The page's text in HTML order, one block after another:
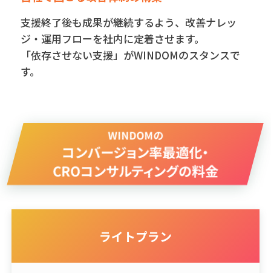
支援終了後も成果が継続するよう、改善ナレッ
ジ・運用フローを社内に定着させます。
「依存させない支援」がWINDOMのスタンスで
す。
WINDOMの
コンバージョン率最適化・
CROコンサルティングの料金
ライトプラン